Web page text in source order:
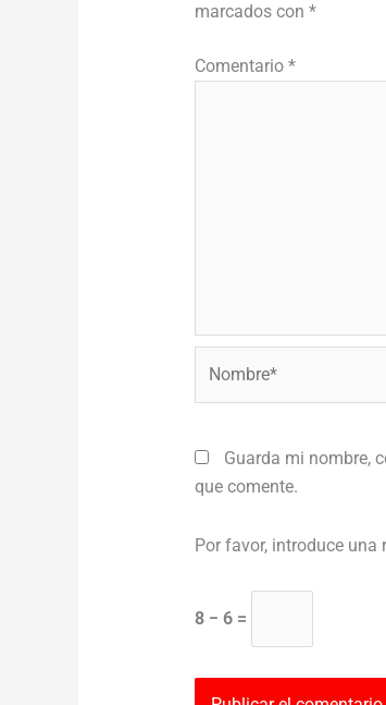
marcados con *
Comentario *
Guarda mi nombre,
que comente.
Por favor, introduce una
8 − 6 =